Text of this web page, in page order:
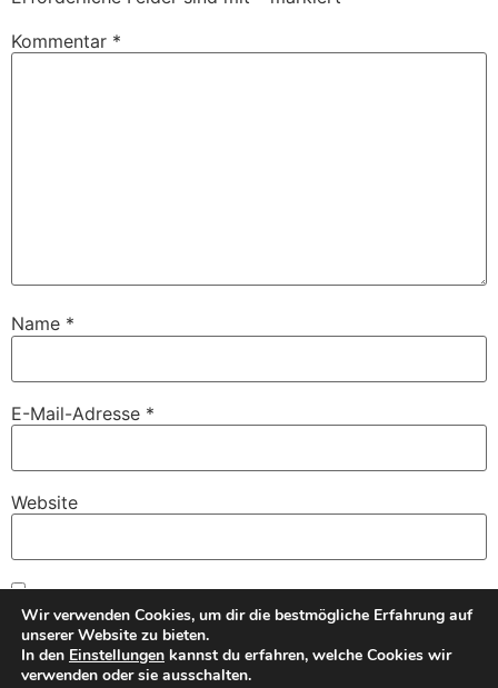
Kommentar *
Name *
E-Mail-Adresse *
Website
Name, E-Mail-Adresse und Website in diesem Browser
für meinen nächsten Kommentar speichern.
Wir verwenden Cookies, um dir die bestmögliche Erfahrung auf
unserer Website zu bieten.
In den Einstellungen kannst du erfahren, welche Cookies wir
verwenden oder sie ausschalten.